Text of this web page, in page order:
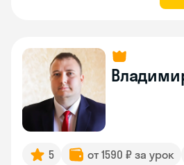
5 от 1590 ₽ за урок